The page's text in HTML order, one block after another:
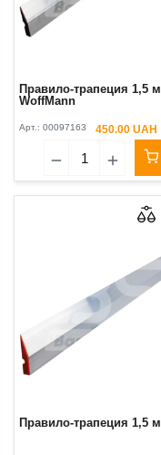
Правило-трапеция 1,5 м
WoffMann
Арт.: 00097163 450.00 UAH
Правило-трапеция 1,5 м